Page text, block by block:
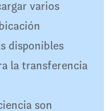
varios
disponibles
la transferencia
son